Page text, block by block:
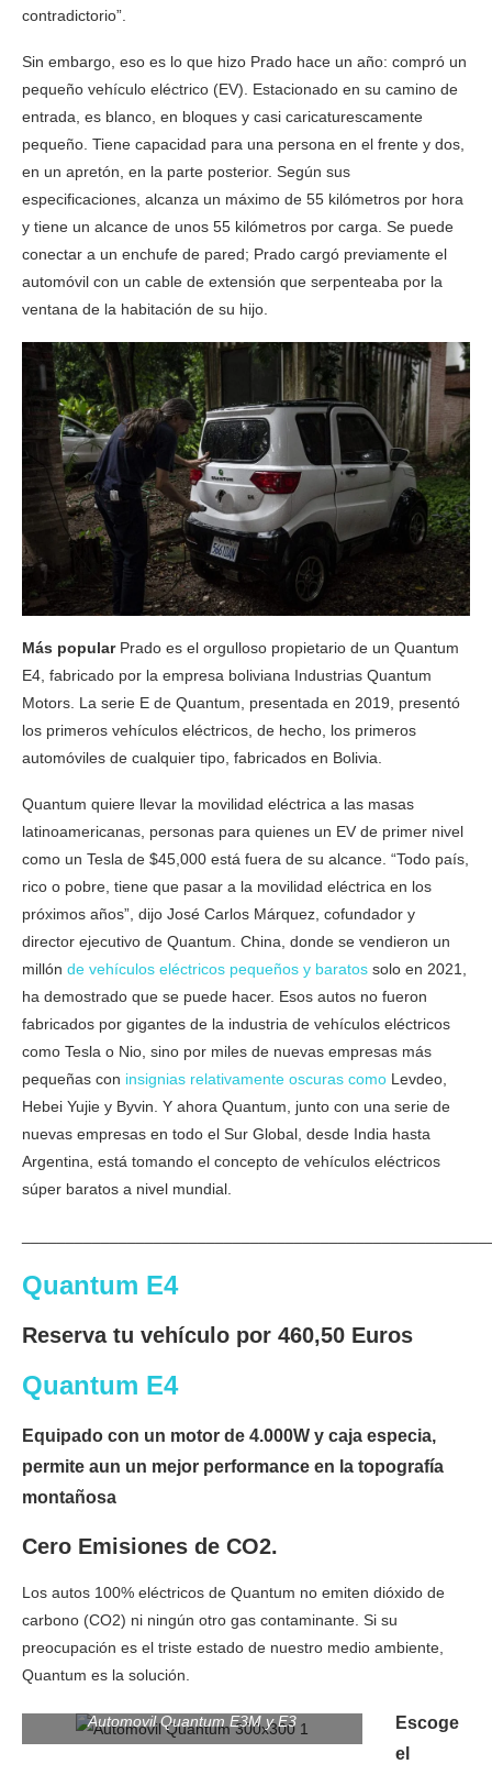
contradictorio”.
Sin embargo, eso es lo que hizo Prado hace un año: compró un
pequeño vehículo eléctrico (EV). Estacionado en su camino de
entrada, es blanco, en bloques y casi caricaturescamente
pequeño. Tiene capacidad para una persona en el frente y dos,
en un apretón, en la parte posterior. Según sus
especificaciones, alcanza un máximo de 55 kilómetros por hora
y tiene un alcance de unos 55 kilómetros por carga. Se puede
conectar a un enchufe de pared; Prado cargó previamente el
automóvil con un cable de extensión que serpenteaba por la
ventana de la habitación de su hijo.
Más popular Prado es el orgulloso propietario de un Quantum
E4, fabricado por la empresa boliviana Industrias Quantum
Motors. La serie E de Quantum, presentada en 2019, presentó
los primeros vehículos eléctricos, de hecho, los primeros
automóviles de cualquier tipo, fabricados en Bolivia.
Quantum quiere llevar la movilidad eléctrica a las masas
latinoamericanas, personas para quienes un EV de primer nivel
como un Tesla de $45,000 está fuera de su alcance. “Todo país,
rico o pobre, tiene que pasar a la movilidad eléctrica en los
próximos años”, dijo José Carlos Márquez, cofundador y
director ejecutivo de Quantum. China, donde se vendieron un
millón de vehículos eléctricos pequeños y baratos solo en 2021,
ha demostrado que se puede hacer. Esos autos no fueron
fabricados por gigantes de la industria de vehículos eléctricos
como Tesla o Nio, sino por miles de nuevas empresas más
pequeñas con insignias relativamente oscuras como Levdeo,
Hebei Yujie y Byvin. Y ahora Quantum, junto con una serie de
nuevas empresas en todo el Sur Global, desde India hasta
Argentina, está tomando el concepto de vehículos eléctricos
súper baratos a nivel mundial.
Quantum E4
Reserva tu vehículo por 460,50 Euros
Quantum E4
Equipado con un motor de 4.000W y caja especia,
permite aun un mejor performance en la topografía
montañosa
Cero Emisiones de CO2.
Los autos 100% eléctricos de Quantum no emiten dióxido de
carbono (CO2) ni ningún otro gas contaminante. Si su
preocupación es el triste estado de nuestro medio ambiente,
Quantum es la solución.
Automovil Quantum E3M y E3
Escoge
el